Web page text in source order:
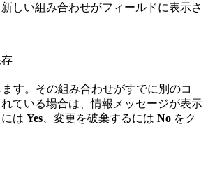
しい組み合わせがフィールドに表示さ
す。その組み合わせがすでに別のコ
ている場合は、情報メッセージが表示
は Yes 、変更を破棄するには No をク